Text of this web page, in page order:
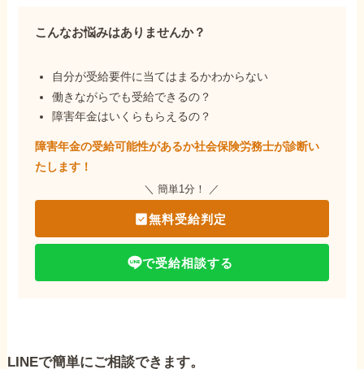
こんなお悩みはありませんか？
自分が受給要件に当てはまるかわからない
働きながらでも受給できるの？
障害年金はいくらもらえるの？
障害年金の受給可能性があるか社会保険労務士が診断い
たします！
＼ 簡単1分！ ／
無料受給判定
で受給相談する
LINEで簡単にご相談できます。